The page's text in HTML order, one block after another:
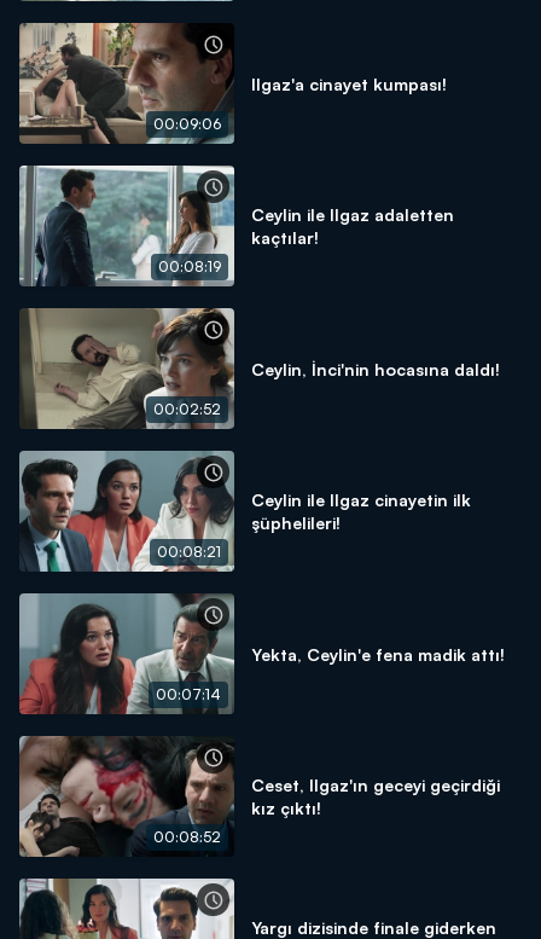
00:09:06
Ilgaz'a cinayet kumpası!
00:08:19
Ceylin ile Ilgaz adaletten
kaçtılar!
00:02:52
Ceylin, İnci'nin hocasına daldı!
00:08:21
Ceylin ile Ilgaz cinayetin ilk
şüphelileri!
00:07:14
Yekta, Ceylin'e fena madik attı!
00:08:52
Ceset, Ilgaz'ın geceyi geçirdiği
kız çıktı!
Yargı dizisinde finale giderken